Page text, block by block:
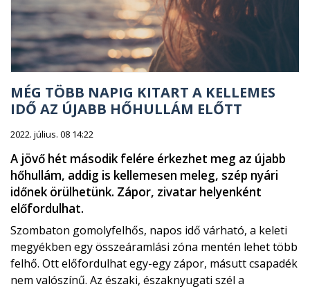
MÉG TÖBB NAPIG KITART A KELLEMES
IDŐ AZ ÚJABB HŐHULLÁM ELŐTT
2022. július. 08 14:22
A jövő hét második felére érkezhet meg az újabb
hőhullám, addig is kellemesen meleg, szép nyári
időnek örülhetünk. Zápor, zivatar helyenként
előfordulhat.
Szombaton gomolyfelhős, napos idő várható, a keleti
megyékben egy összeáramlási zóna mentén lehet több
felhő. Ott előfordulhat egy-egy zápor, másutt csapadék
nem valószínű. Az északi, északnyugati szél a